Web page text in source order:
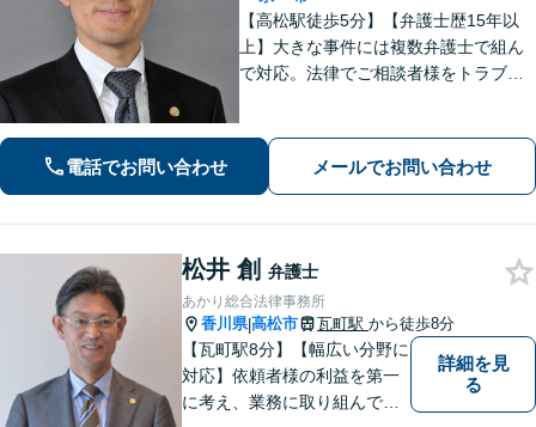
【高松駅徒歩5分】【弁護士歴15年以
上】大きな事件には複数弁護士で組ん
で対応。法律でご相談者様をトラブル
人として、誠心誠意ご対応します。お
気軽にご連絡ください。
電話でお問い合わせ メールでお問い合わせ
松井 創 弁護士
あかり総合法律事務所
香川県|高松市 瓦町駅 から徒歩8分
【瓦町駅8分】【幅広い分野に
対応】依頼者様の利益を第一
に考え、業務に取り組んでお
詳細を見
る